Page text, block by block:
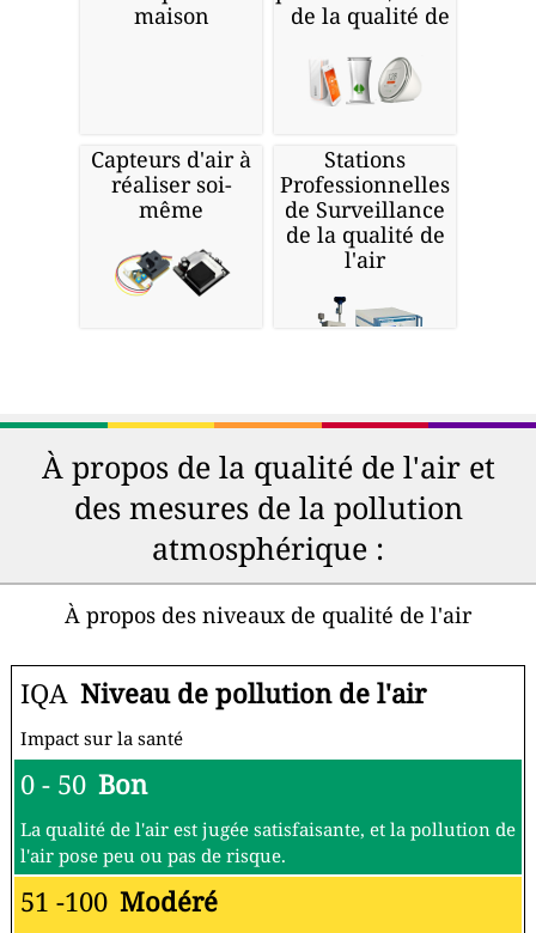
maison
de la qualité de l'air
Capteurs d'air à
réaliser soi-
même
Stations
Professionnelles
de Surveillance
de la qualité de
l'air
À propos de la qualité de l'air et
des mesures de la pollution
atmosphérique :
À propos des niveaux de qualité de l'air
IQA Niveau de pollution de l'air
Impact sur la santé
0 - 50 Bon
La qualité de l'air est jugée satisfaisante, et la pollution de
l'air pose peu ou pas de risque.
51 -100 Modéré